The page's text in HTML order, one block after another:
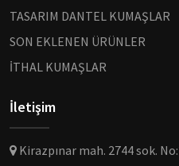
TASARIM DANTEL KUMAŞLAR
SON EKLENEN ÜRÜNLER
İTHAL KUMAŞLAR
İletişim
Kirazpınar mah. 2744 sok.